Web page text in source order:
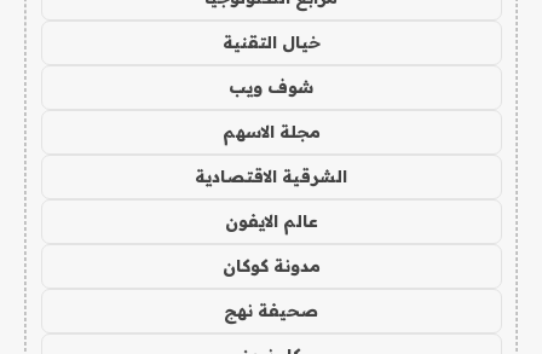
خيال التقنية
شوف ويب
مجلة الاسهم
الشرقية الاقتصادية
عالم الايفون
مدونة كوكان
صحيفة نهج